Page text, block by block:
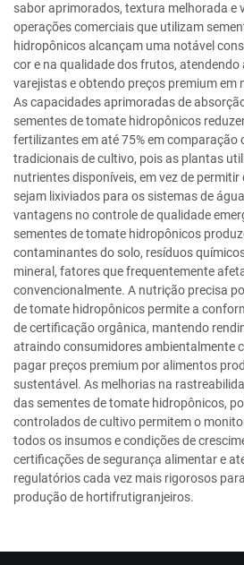
sabor aprimorados, textura melhorada e
operações comerciais que utilizam
hidropônicos alcançam uma notável
cor e na qualidade dos frutos,
varejistas e obtendo preços premium em
As capacidades aprimoradas de
sementes de tomate hidropônicos
fertilizantes em até 75% em comparação
tradicionais de cultivo, pois as plantas
nutrientes disponíveis, em vez de permitir
sejam lixiviados para os sistemas de
vantagens no controle de qualidade
sementes de tomate hidropônicos
contaminantes do solo, resíduos
mineral, fatores que frequentemente
convencionalmente. A nutrição precisa
de tomate hidropônicos permite a
de certificação orgânica, mantendo
atraindo consumidores ambientalmente
pagar preços premium por alimentos
sustentável. As melhorias na
das sementes de tomate hidropônicos,
controlados de cultivo permitem o
todos os insumos e condições de
certificações de segurança alimentar e
regulatórios cada vez mais rigorosos
produção de hortifrutigranjeiros.